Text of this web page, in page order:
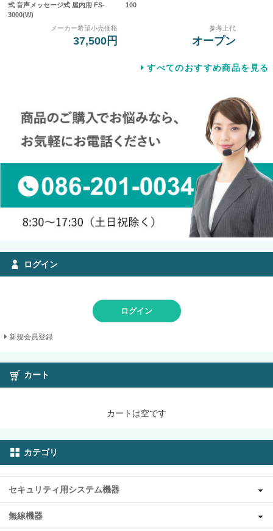
式 音声メッセージ式 屋内用 FS-
3000(W)
メーカー希望小売価格
37,500円
100
参考上代
オープン
すべてのおすすめ商品を見る
ログイン
ログイン
新規会員登録
カート
カートは空です
カテゴリ
セキュリティ用システム機器
無線機器